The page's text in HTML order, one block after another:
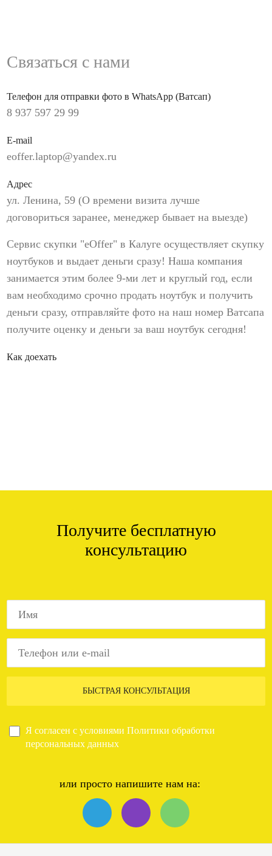
Связаться с нами
Телефон для отправки фото в WhatsApp (Ватсап)
8 937 597 29 99
E-mail
eoffer.laptop@yandex.ru
Адрес
ул. Ленина, 59 (О времени визита лучше
договориться заранее, менеджер бывает на выезде)
Сервис скупки "eOffer" в Калуге осуществляет скупку
ноутбуков и выдает деньги сразу! Наша компания
занимается этим более 9-ми лет и круглый год, если
вам необходимо срочно продать ноутбук и получить
деньги сразу, отправляйте фото на наш номер Ватсапа
получите оценку и деньги за ваш ноутбук сегодня!
Как доехать
Получите бесплатную
консультацию
БЫСТРАЯ КОНСУЛЬТАЦИЯ
Я согласен с условиями Политики обработки
персональных данных
или просто напишите нам на: